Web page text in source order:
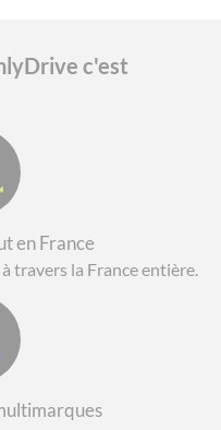
c'est
en France
à travers la France entière.